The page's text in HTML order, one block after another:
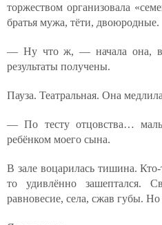
торжеством организовала
братья мужа, тёти, двоюродные.
— Ну что ж, — начала она,
результаты получены.
Пауза. Театральная. Она
— По тесту отцовства…
ребёнком моего сына.
В зале воцарилась тишина.
то удивлённо зашептался.
равновесие, села, сжав губы.